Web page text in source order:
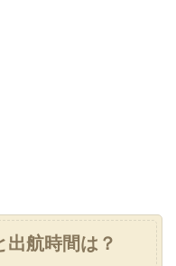
出航時間は？